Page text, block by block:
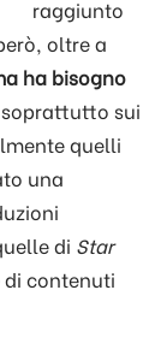
raggiunto
oltre a
ha bisogno
sui
quelli
una
di Star
contenuti